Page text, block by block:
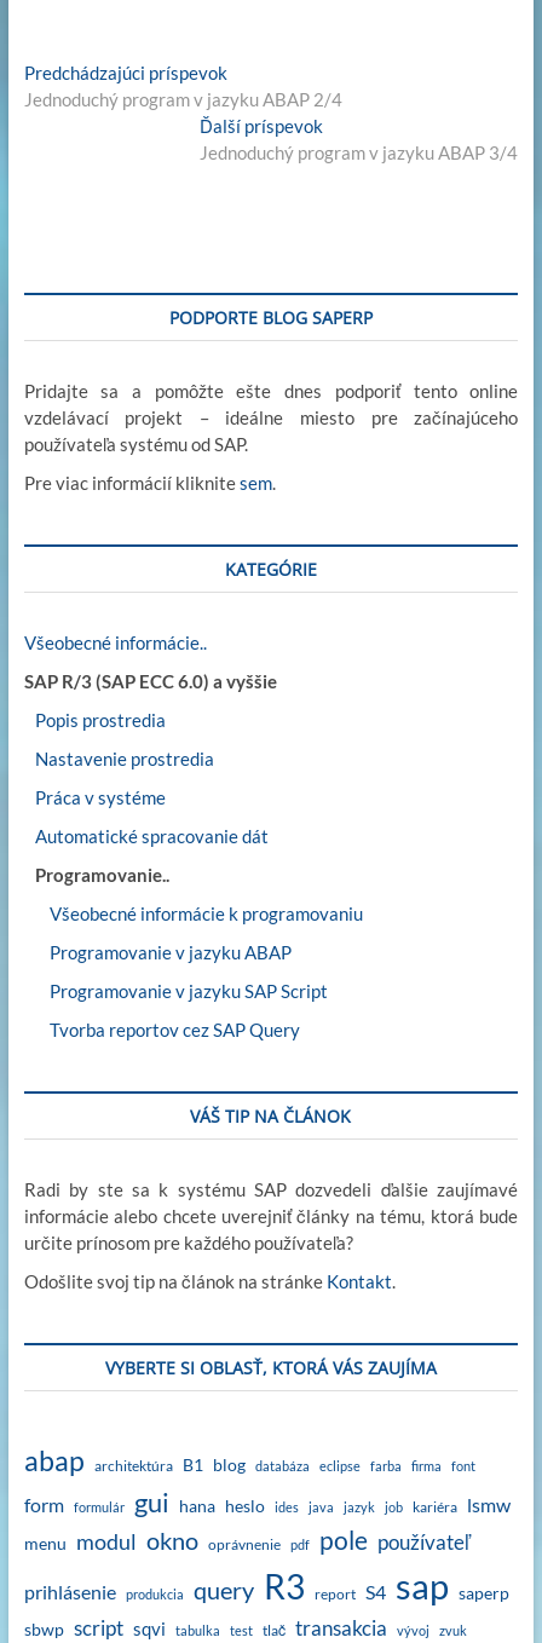
e b er d
o
n
n
Navigácia
v
Predchádzajúci príspevokPrevious
post:
Jednoduchý program v jazyku ABAP 2/4
Ďalší príspevokNext
post:
Jednoduchý program v jazyku ABAP 3/4
PODPORTE BLOG SAPERP
Pridajte sa a pomôžte ešte dnes podporiť tento online
vzdelávací projekt – ideálne miesto pre začínajúceho
používateľa systému od SAP.
Pre viac informácií kliknitesem.
KATEGÓRIE
Všeobecné informácie..
SAP R/3 (SAP ECC 6.0) a vyššie
Popis prostredia
Nastavenie prostredia
Práca v systéme
Automatické spracovanie dát
Programovanie..
Všeobecné informácie k programovaniu
Programovanie v jazyku ABAP
Programovanie v jazyku SAP Script
Tvorba reportov cez SAP Query
VÁŠ TIP NA ČLÁNOK
Radi by ste sa k systému SAP dozvedeli ďalšie zaujímavé
informácie alebo chcete uverejniť články na tému, ktorá bude
určite prínosom pre každého používateľa?
Odošlite svoj tip na článok na stránke Kontakt.
VYBERTE SI OBLASŤ, KTORÁ VÁS ZAUJÍMA
abap architektúra B1 blog databáza eclipse farba firma font
form formulár gui hana heslo ides java jazyk job kariéra lsmw
menu modul okno oprávnenie pdf pole používateľ
prihlásenie produkcia query R3 report S4 sap saperp
sbwp script sqvi tabulka test tlač transakcia vývoj
zvuk